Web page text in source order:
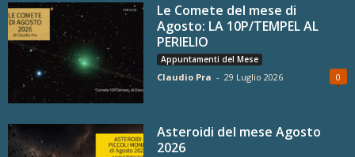
Le Comete del mese di
Agosto: LA 10P/TEMPEL AL
PERIELIO
Appuntamenti del Mese
Claudio Pra - 29 Luglio 2026 0
Asteroidi del mese Agosto
2026